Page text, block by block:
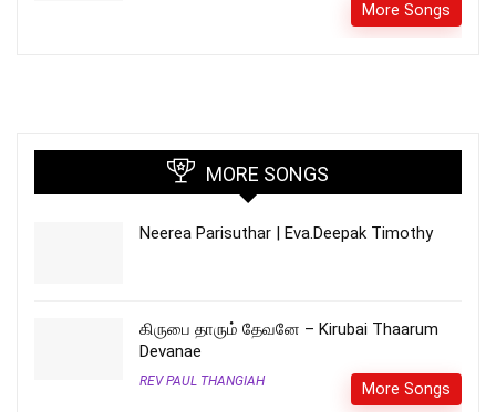
More Songs
MORE SONGS
Neerea Parisuthar | Eva.Deepak Timothy
கிருபை தாரும் தேவனே – Kirubai Thaarum
Devanae
REV PAUL THANGIAH More Songs